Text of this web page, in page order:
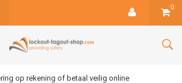
0
op rekening of betaal veilig online